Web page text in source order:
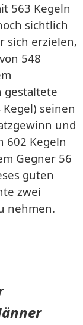
563 Kegeln
sichtlich
sich erzielen,
548
gestaltete
Kegel) seinen
und
602 Kegeln
Gegner 56
guten
zwei
nehmen.